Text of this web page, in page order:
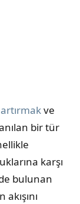
ve
bir tür
karşı
bulunan